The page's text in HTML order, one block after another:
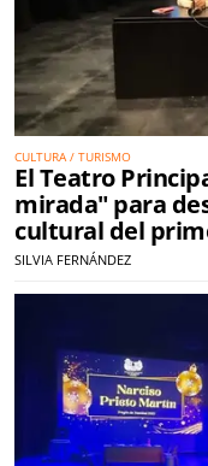
CULTURA / TURISMO
El Teatro
mirada" para
cultural del
SILVIA FERNÁNDEZ